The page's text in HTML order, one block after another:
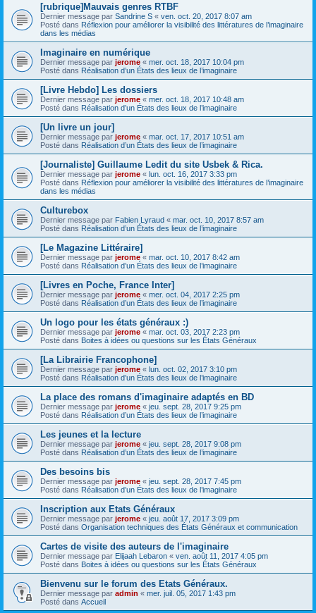
[rubrique]Mauvais genres RTBF
Dernier message par Sandrine S « ven. oct. 20, 2017 8:07 am
Posté dans Réflexion pour améliorer la visibilité des littératures de l’imaginaire
dans les médias
Imaginaire en numérique
Dernier message par jerome « mer. oct. 18, 2017 10:04 pm
Posté dans Réalisation d’un États des lieux de l’imaginaire
[Livre Hebdo] Les dossiers
Dernier message par jerome « mer. oct. 18, 2017 10:48 am
Posté dans Réalisation d’un États des lieux de l’imaginaire
[Un livre un jour]
Dernier message par jerome « mar. oct. 17, 2017 10:51 am
Posté dans Réalisation d’un États des lieux de l’imaginaire
[Journaliste] Guillaume Ledit du site Usbek & Rica.
Dernier message par jerome « lun. oct. 16, 2017 3:33 pm
Posté dans Réflexion pour améliorer la visibilité des littératures de l’imaginaire
dans les médias
Culturebox
Dernier message par Fabien Lyraud « mar. oct. 10, 2017 8:57 am
Posté dans Réalisation d’un États des lieux de l’imaginaire
[Le Magazine Littéraire]
Dernier message par jerome « mar. oct. 10, 2017 8:42 am
Posté dans Réalisation d’un États des lieux de l’imaginaire
[Livres en Poche, France Inter]
Dernier message par jerome « mer. oct. 04, 2017 2:25 pm
Posté dans Réalisation d’un États des lieux de l’imaginaire
Un logo pour les états généraux :)
Dernier message par jerome « mar. oct. 03, 2017 2:23 pm
Posté dans Boites à idées ou questions sur les États Généraux
[La Librairie Francophone]
Dernier message par jerome « lun. oct. 02, 2017 3:10 pm
Posté dans Réalisation d’un États des lieux de l’imaginaire
La place des romans d'imaginaire adaptés en BD
Dernier message par jerome « jeu. sept. 28, 2017 9:25 pm
Posté dans Réalisation d’un États des lieux de l’imaginaire
Les jeunes et la lecture
Dernier message par jerome « jeu. sept. 28, 2017 9:08 pm
Posté dans Réalisation d’un États des lieux de l’imaginaire
Des besoins bis
Dernier message par jerome « jeu. sept. 28, 2017 7:45 pm
Posté dans Réalisation d’un États des lieux de l’imaginaire
Inscription aux Etats Généraux
Dernier message par jerome « jeu. août 17, 2017 3:09 pm
Posté dans Organisation techniques des États Généraux et communication
Cartes de visite des auteurs de l'imaginaire
Dernier message par Elijaah Lebaron « ven. août 11, 2017 4:05 pm
Posté dans Boites à idées ou questions sur les États Généraux
Bienvenu sur le forum des Etats Généraux.
Dernier message par admin « mer. juil. 05, 2017 1:43 pm
Posté dans Accueil